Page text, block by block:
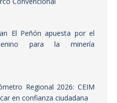
El Peñón apuesta por el
para la minería
Regional 2026: CEIM
en confianza ciudadana